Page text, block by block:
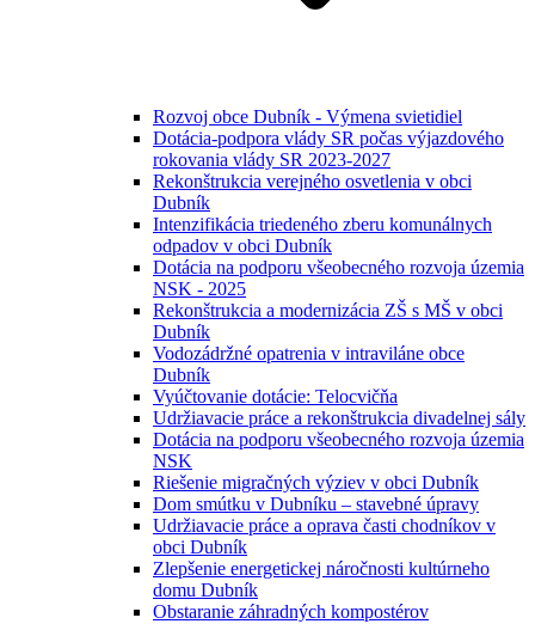
Rozvoj obce Dubník - Výmena svietidiel
Dotácia-podpora vlády SR počas výjazdového
rokovania vlády SR 2023-2027
Rekonštrukcia verejného osvetlenia v obci
Dubník
Intenzifikácia triedeného zberu komunálnych
odpadov v obci Dubník
Dotácia na podporu všeobecného rozvoja územia
NSK - 2025
Rekonštrukcia a modernizácia ZŠ s MŠ v obci
Dubník
Vodozádržné opatrenia v intraviláne obce
Dubník
Vyúčtovanie dotácie: Telocvičňa
Udržiavacie práce a rekonštrukcia divadelnej sály
Dotácia na podporu všeobecného rozvoja územia
NSK
Riešenie migračných výziev v obci Dubník
Dom smútku v Dubníku – stavebné úpravy
Udržiavacie práce a oprava časti chodníkov v
obci Dubník
Zlepšenie energetickej náročnosti kultúrneho
domu Dubník
Obstaranie záhradných kompostérov